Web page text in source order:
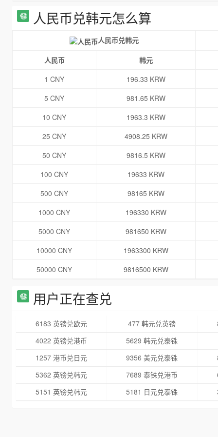
人民币兑韩元怎么算
人民币兑韩元
人民币
韩元
1 CNY
196.33 KRW
5 CNY
981.65 KRW
10 CNY
1963.3 KRW
25 CNY
4908.25 KRW
50 CNY
9816.5 KRW
100 CNY
19633 KRW
500 CNY
98165 KRW
1000 CNY
196330 KRW
5000 CNY
981650 KRW
10000 CNY
1963300 KRW
50000 CNY
9816500 KRW
用户正在查兑
6183 英镑兑欧元 477 韩元兑英镑
4022 英镑兑港币
5629 韩元兑泰铢
1257 港币兑日元
9356 美元兑泰铢
5362 英镑兑韩元
7689 泰铢兑港币
5151 英镑兑韩元
5181 日元兑泰铢